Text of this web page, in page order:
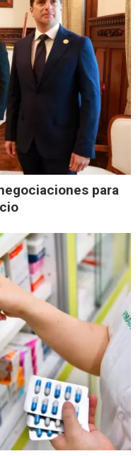
para